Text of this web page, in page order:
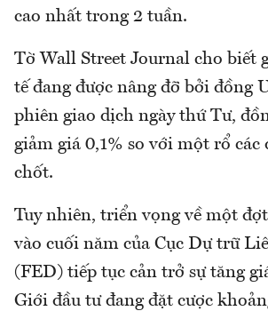
cao nhất trong 2 tuần.
Tờ Wall Street Journal cho biết
tế đang được nâng đỡ bởi đồng
phiên giao dịch ngày thứ Tư,
giảm giá 0,1% so với một rổ các
chốt.
Tuy nhiên, triển vọng về một
vào cuối năm của Cục Dự trữ
(FED) tiếp tục cản trở sự tăng
Giới đầu tư đang đặt cược